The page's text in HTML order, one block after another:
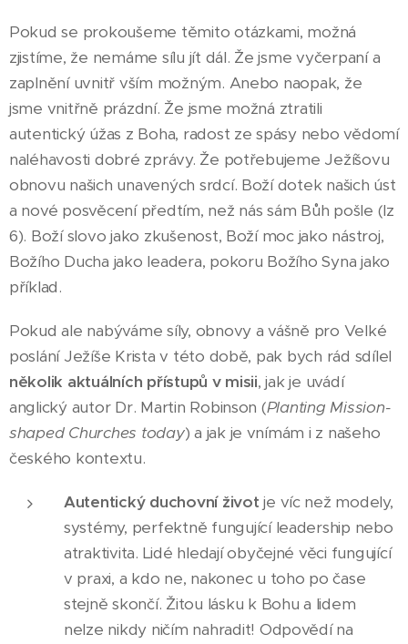
Pokud se prokoušeme těmito otázkami, možná
zjistíme, že nemáme sílu jít dál. Že jsme vyčerpaní a
zaplnění uvnitř vším možným. Anebo naopak, že
jsme vnitřně prázdní. Že jsme možná ztratili
autentický úžas z Boha, radost ze spásy nebo vědomí
naléhavosti dobré zprávy. Že potřebujeme Ježíšovu
obnovu našich unavených srdcí. Boží dotek našich úst
a nové posvěcení předtím, než nás sám Bůh pošle (Iz
6). Boží slovo jako zkušenost, Boží moc jako nástroj,
Božího Ducha jako leadera, pokoru Božího Syna jako
příklad.
Pokud ale nabýváme síly, obnovy a vášně pro Velké
poslání Ježíše Krista v této době, pak bych rád sdílel
několik aktuálních přístupů v misii, jak je uvádí
anglický autor Dr. Martin Robinson (Planting Mission-
shaped Churches today) a jak je vnímám i z našeho
českého kontextu.
Autentický duchovní život je víc než modely,
systémy, perfektně fungující leadership nebo
atraktivita. Lidé hledají obyčejné věci fungující
v praxi, a kdo ne, nakonec u toho po čase
stejně skončí. Žitou lásku k Bohu a lidem
nelze nikdy ničím nahradit! Odpovědí na